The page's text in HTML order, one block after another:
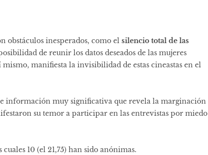
obstáculos inesperados, como el silencio total de las
de reunir los datos deseados de las mujeres
manifiesta la invisibilidad de estas cineastas en el
información muy significativa que revela la marginación
su temor a participar en las entrevistas por miedo
10 (el 21,75) han sido anónimas.